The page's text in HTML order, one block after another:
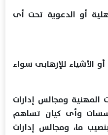
أو الدعوية تحت أى
الأشياء للإرهابى سواء
المهنية ومجالس إدارات
وأى كيان تساهم
ما، ومجالس إدارات